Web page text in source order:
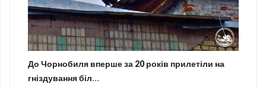
До Чорнобиля вперше за 20 років прилетіли на
гніздування біл...